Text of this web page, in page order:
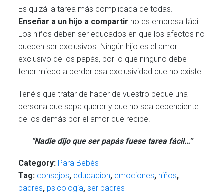
Es quizá la tarea más complicada de todas.
Enseñar a un hijo a compartir no es empresa fácil.
Los niños deben ser educados en que los afectos no
pueden ser exclusivos. Ningún hijo es el amor
exclusivo de los papás, por lo que ninguno debe
tener miedo a perder esa exclusividad que no existe.
Tenéis que tratar de hacer de vuestro peque una
persona que sepa querer y que no sea dependiente
de los demás por el amor que recibe.
“Nadie dijo que ser papás fuese tarea fácil…”
Category: Para Bebés
Tag: consejos, educacion, emociones, niños,
padres, psicología,ser padres